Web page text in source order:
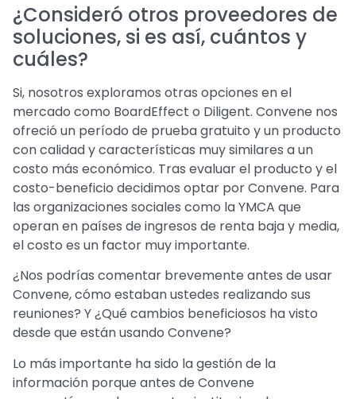
¿Consideró otros proveedores de
soluciones, si es así, cuántos y
cuáles?
Si, nosotros exploramos otras opciones en el
mercado como BoardEffect o Diligent. Convene nos
ofreció un período de prueba gratuito y un producto
con calidad y características muy similares a un
costo más económico. Tras evaluar el producto y el
costo-beneficio decidimos optar por Convene. Para
las organizaciones sociales como la YMCA que
operan en países de ingresos de renta baja y media,
el costo es un factor muy importante.
¿Nos podrías comentar brevemente antes de usar
Convene, cómo estaban ustedes realizando sus
reuniones? Y ¿Qué cambios beneficiosos ha visto
desde que están usando Convene?
Lo más importante ha sido la gestión de la
información porque antes de Convene